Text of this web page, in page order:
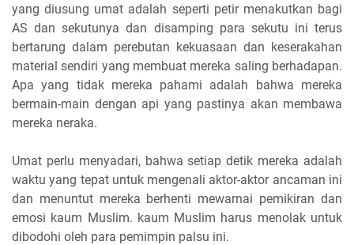
yang diusung umat adalah seperti petir menakutkan bagi
AS dan sekutunya dan disamping para sekutu ini terus
bertarung dalam perebutan kekuasaan dan keserakahan
material sendiri yang membuat mereka saling berhadapan.
Apa yang tidak mereka pahami adalah bahwa mereka
bermain-main dengan api yang pastinya akan membawa
mereka neraka.
Umat perlu menyadari, bahwa setiap detik mereka adalah
waktu yang tepat untuk mengenali aktor-aktor ancaman ini
dan menuntut mereka berhenti mewarnai pemikiran dan
emosi kaum Muslim. kaum Muslim harus menolak untuk
dibodohi oleh para pemimpin palsu ini.